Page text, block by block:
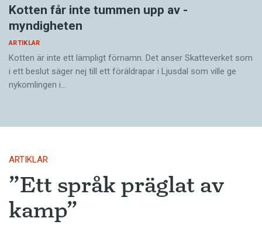
Kotten får inte tummen upp av ­
myndigheten
ARTIKLAR
Kotten är inte ett lämpligt förnamn. Det anser Skatte­verket som
i ett beslut säger nej till ett föräldra­par i Ljusdal som ville ge
nykomlingen i…
ARTIKLAR
”Ett språk präglat av
kamp”